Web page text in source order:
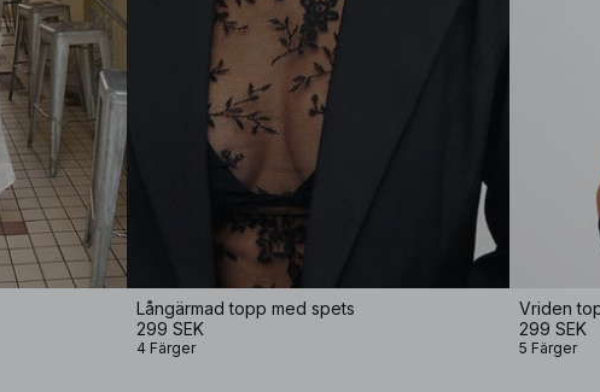
Långärmad topp med spets
299 SEK
4 Färger
Vriden
299 SEK
5 Färger